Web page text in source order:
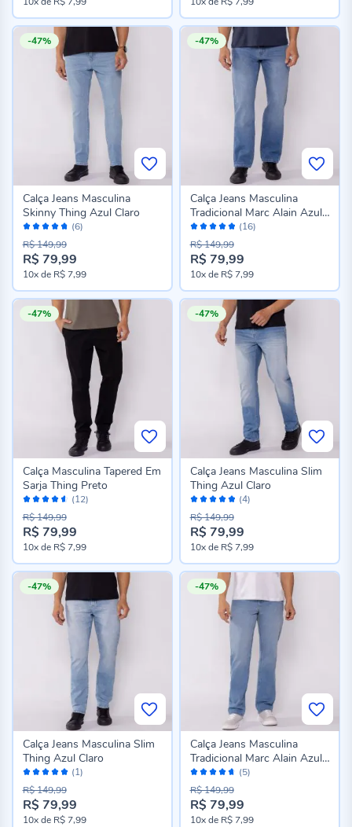
-47%
Avaliação:
94%
(6)
Calça Jeans Masculina
Skinny Thing Azul Claro
R$ 79,99
R$ 149,99
10xde R$ 7,99
-47%
Avaliação:
96%
(16)
Calça Jeans Masculina
Tradicional Marc Alain Azul
Medio
R$ 79,99
R$ 149,99
10xde R$ 7,99
-47%
Avaliação:
90%
(12)
Calça Masculina Tapered Em
Sarja Thing Preto
R$ 79,99
R$ 149,99
10xde R$ 7,99
-47%
Avaliação:
96%
(4)
Calça Jeans Masculina Slim
Thing Azul Claro
R$ 79,99
R$ 149,99
10xde R$ 7,99
-47%
Avaliação:
100%
(1)
Calça Jeans Masculina Slim
Thing Azul Claro
R$ 79,99
R$ 149,99
10xde R$ 7,99
-47%
Avaliação:
92%
(5)
Calça Jeans Masculina
Tradicional Marc Alain Azul
Claro
R$ 79,99
R$ 149,99
10xde R$ 7,99